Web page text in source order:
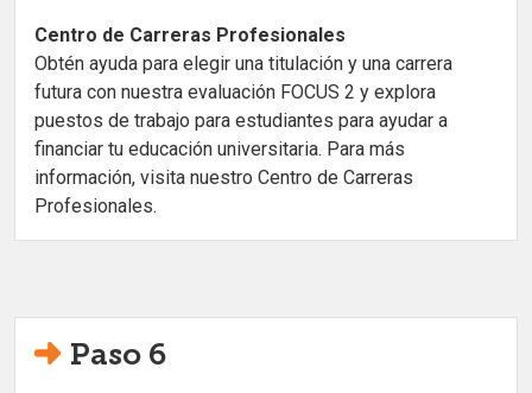
Centro de Carreras Profesionales
Obtén ayuda para elegir una titulación y una carrera
futura con nuestra evaluación FOCUS 2 y explora
puestos de trabajo para estudiantes para ayudar a
financiar tu educación universitaria. Para más
información, visita nuestro Centro de Carreras
Profesionales.
Paso 6